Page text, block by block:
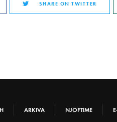
SHARE ON TWITTER
ARKIVA NJOFTIME